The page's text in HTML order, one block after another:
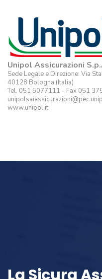
Unipol Assicurazioni
Sede Legale e Direzione: Via
40128 Bologna (Italia)
Tel. 051 5077111 - Fax 051
www.unipol.it